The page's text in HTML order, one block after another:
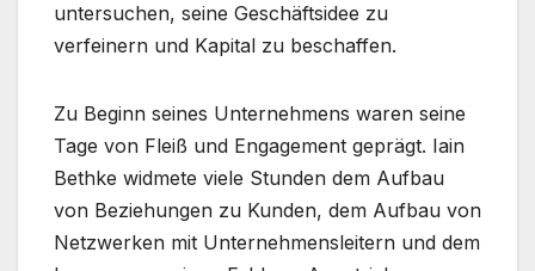
untersuchen, seine Geschäftsidee zu
verfeinern und Kapital zu beschaffen.
Zu Beginn seines Unternehmens waren seine
Tage von Fleiß und Engagement geprägt. Iain
Bethke widmete viele Stunden dem Aufbau
von Beziehungen zu Kunden, dem Aufbau von
Netzwerken mit Unternehmensleitern und dem